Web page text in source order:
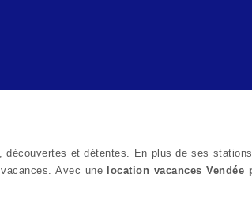
et détentes. En plus de ses
Avec une
location vacances Vendée